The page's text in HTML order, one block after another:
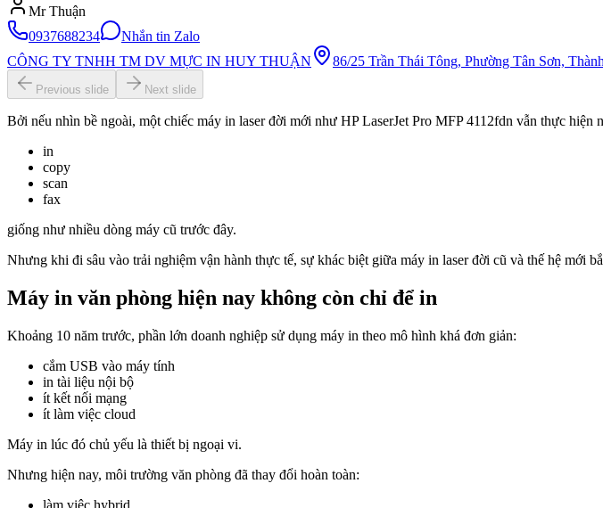
Mr Thuận
0937688234
Nhắn tin Zalo
CÔNG TY TNHH TM DV MỰC IN HUY THUẬN
86/25 Trần Thái Tông, Phường Tân Sơn,
Previous slide Next slide
Bởi nếu nhìn bề ngoài, một chiếc máy in laser đời mới như HP LaserJet Pro MFP 4112fdn vẫn thực hiện
in
copy
scan
fax
giống như nhiều dòng máy cũ trước đây.
Nhưng khi đi sâu vào trải nghiệm vận hành thực tế, sự khác biệt giữa máy in laser đời cũ và thế hệ mới
Máy in văn phòng hiện nay không còn chỉ để in
Khoảng 10 năm trước, phần lớn doanh nghiệp sử dụng máy in theo mô hình khá đơn giản:
cắm USB vào máy tính
in tài liệu nội bộ
ít kết nối mạng
ít làm việc cloud
Máy in lúc đó chủ yếu là thiết bị ngoại vi.
Nhưng hiện nay, môi trường văn phòng đã thay đổi hoàn toàn: